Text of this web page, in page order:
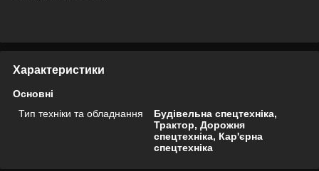
Характеристики
Основні
Тип техніки та обладнання
Будівельна спецтехніка,
Трактор, Дорожня
спецтехніка, Кар'єрна
спецтехніка